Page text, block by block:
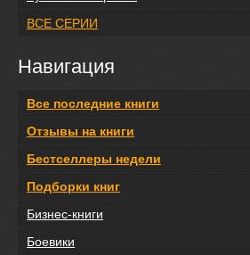
ВСЕ СЕРИИ
Навигация
Все последние книги
Отзывы на книги
Бестселлеры недели
Подборки книг
Бизнес-книги
Боевики